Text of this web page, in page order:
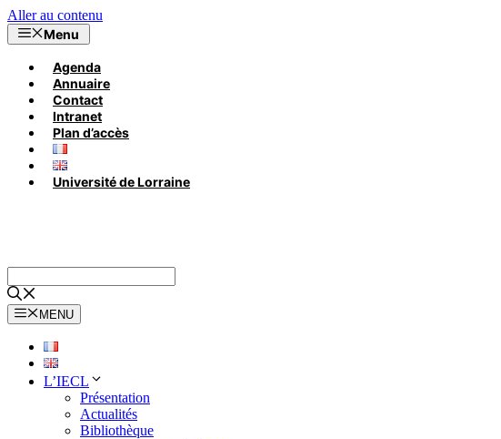
Aller au contenu
Menu
Agenda
Annuaire
Contact
Intranet
Plan d’accès
Université de Lorraine
MENU
L’IECL
Présentation
Actualités
Bibliothèque